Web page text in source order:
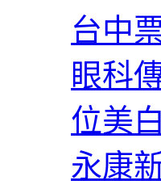
台中
眼科
位美
永康